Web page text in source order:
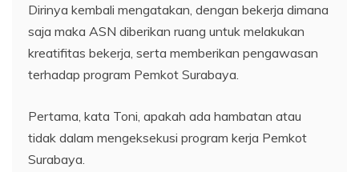
Dirinya kembali mengatakan, dengan bekerja dimana
saja maka ASN diberikan ruang untuk melakukan
kreatifitas bekerja, serta memberikan pengawasan
terhadap program Pemkot Surabaya.
Pertama, kata Toni, apakah ada hambatan atau
tidak dalam mengeksekusi program kerja Pemkot
Surabaya.